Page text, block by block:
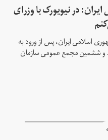
در نیویورک با وزرای
اسلامی ایران، پس از ورود به
و ششمین مجمع عمومی سازمان